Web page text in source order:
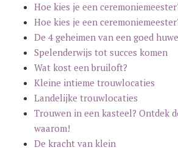
Hoe kies je een
Hoe kies je een
De 4 geheimen van een goed
Spelenderwijs tot succes komen
Wat kost een bruiloft?
Kleine intieme trouwlocaties
Landelijke trouwlocaties
Trouwen in een kasteel? Ontdek
waarom!
De kracht van klein